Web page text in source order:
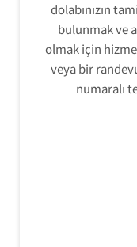
dolabınızın
bulunmak ve
olmak için
veya bir
numaralı